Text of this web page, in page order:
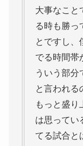
大事なこと
る時も勝っ
とですし、
でる時間帯
ういう部分
と言われる
もっと盛り
は思ってい
てる試合と